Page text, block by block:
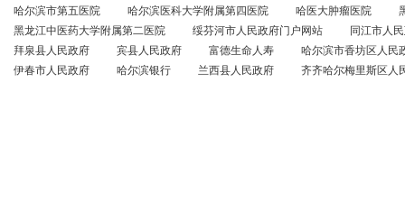
哈尔滨市第五医院
哈尔滨医科大学附属第四医院 哈医大肿瘤医院
黑龙江中医药大学附属第二医院
绥芬河市人民政府门户网站
同江市人
拜泉县人民政府
宾县人民政府 富德生命人寿
哈尔滨市香坊区人民
伊春市人民政府
哈尔滨银行 兰西县人民政府 齐齐哈尔梅里斯区人